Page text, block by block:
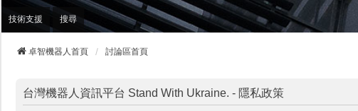
技術支援 搜尋
卓智機器人首頁 討論區首頁
台灣機器人資訊平台 Stand With Ukraine. - 隱私政策